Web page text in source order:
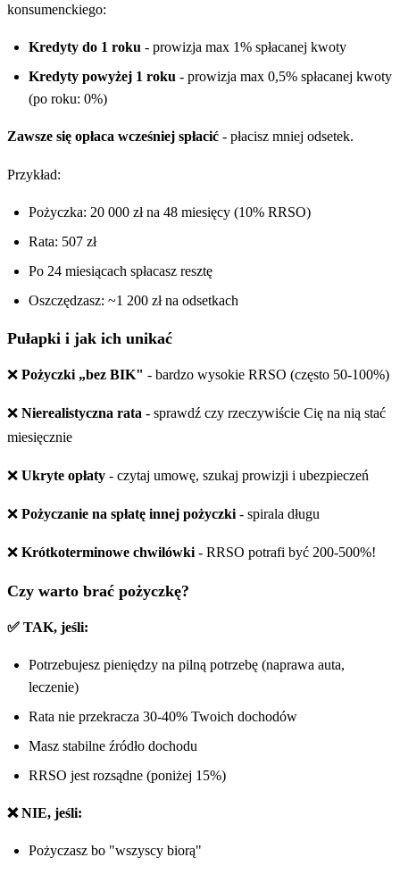
konsumenckiego:
Kredyty do 1 roku - prowizja max 1% spłacanej kwoty
Kredyty powyżej 1 roku - prowizja max 0,5% spłacanej kwoty
(po roku: 0%)
Zawsze się opłaca wcześniej spłacić - płacisz mniej odsetek.
Przykład:
Pożyczka: 20 000 zł na 48 miesięcy (10% RRSO)
Rata: 507 zł
Po 24 miesiącach spłacasz resztę
Oszczędzasz: ~1 200 zł na odsetkach
Pułapki i jak ich unikać
❌ Pożyczki „bez BIK" - bardzo wysokie RRSO (często 50-100%)
❌ Nierealistyczna rata - sprawdź czy rzeczywiście Cię na nią stać
miesięcznie
❌ Ukryte opłaty - czytaj umowę, szukaj prowizji i ubezpieczeń
❌ Pożyczanie na spłatę innej pożyczki - spirala długu
❌ Krótkoterminowe chwilówki - RRSO potrafi być 200-500%!
Czy warto brać pożyczkę?
✅ TAK, jeśli:
Potrzebujesz pieniędzy na pilną potrzebę (naprawa auta,
leczenie)
Rata nie przekracza 30-40% Twoich dochodów
Masz stabilne źródło dochodu
RRSO jest rozsądne (poniżej 15%)
❌ NIE, jeśli:
Pożyczasz bo "wszyscy biorą"